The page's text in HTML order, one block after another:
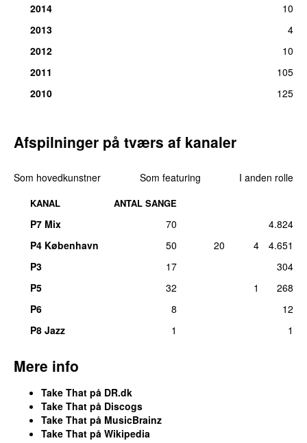
2014
10
2013
4
2012
10
2011
105
2010
125
Afspilninger på tværs af kanaler
Som hovedkunstner Som featuring I anden rolle
KANAL ANTAL SANGE
P7 Mix 70
4.824
P4 København
50 20 4
4.651
P3
17
304
P5
32 1
268
P6
8
12
P8 Jazz
1 1
Mere info
Take That på DR.dk
Take That på Discogs
Take That på MusicBrainz
Take That på Wikipedia